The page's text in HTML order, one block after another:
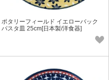
ポタリーフィールド イエローバック
パスタ皿 25cm[日本製/洋食器]